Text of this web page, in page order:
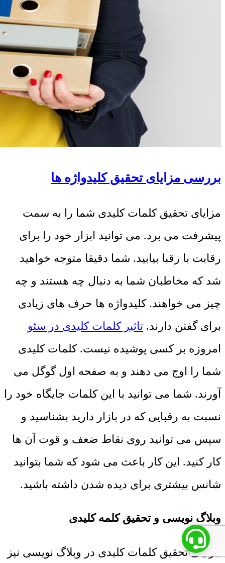
بررسی مزایای تحقیق کلیدواژه ها
مزایای تحقیق کلمات کلیدی شما را به سمت
پیشرفت می برد. می توانید ابزار خود را برای
رقابت با رقبا بیابید. شما دقیقا متوجه خواهید
شد که مخاطبان شما به دنبال چه هستند و چه
چیز می خواهند. کلیدواژه ها حرف های زیادی
برای گفتن دارند. تاثیر کلمات کلیدی در سئو
امروزه بر کسی پوشیده نیست. کلمات کلیدی
شما را اوج می دهند و به صفحه اول گوگل می
آورند. شما می توانید با این کلمات جایگاه خود را
نسبت به رقبایی که در بازار دارید بشناسید و
سپس می توانید روی نقاط ضعف و قوت آن ها
کار کنید. این کار باعث می شود که شما بتوانید
شانس بیشتری برای دیده شدن داشته باشید.
وبلاگ نویسی و تحقیق کلمه کلیدی
مزایای تحقیق کلمات کلیدی در وبلاگ نویسی نیز